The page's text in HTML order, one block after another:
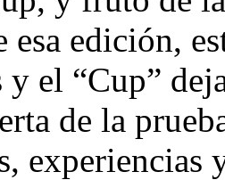
esa edición,
el “Cup”
de la
experiencias